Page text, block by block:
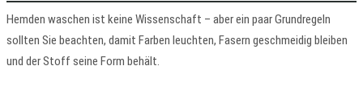
Hemden waschen ist keine Wissenschaft – aber ein paar Grundregeln
sollten Sie beachten, damit Farben leuchten, Fasern geschmeidig bleiben
und der Stoff seine Form behält.